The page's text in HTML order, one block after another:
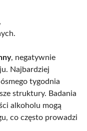
, negatywnie
Najbardziej
tygodnia
struktury. Badania
alkoholu mogą
co często prowadzi